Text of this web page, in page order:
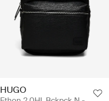
HUGO